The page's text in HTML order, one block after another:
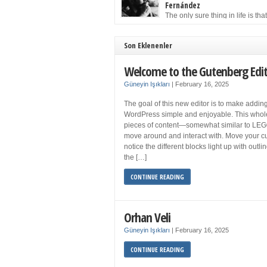
to solution may well be to get more sleep but
you get your 8 hours a night and still feel
Fernández
The only sure thing in life is that
sooner rather than later the leader of the
Revolution would succumb to that most strict
ways by the […]
Son Eklenenler
Welcome to the Gutenberg
Güneyin Işıkları February 16, 2025
The goal of this new editor is to make
WordPress simple and enjoyable. This
pieces of content—somewhat similar to
move around and interact with. Move your
notice the different blocks light up with
the […]
CONTINUE READING
Orhan Veli
Güneyin Işıkları February 16, 2025
CONTINUE READING